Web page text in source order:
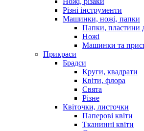
Різні інструменти
Машинки, ножі, папки
Папки, пластини
Ножі
Машинки та
Прикраси
Брадси
Круги, квадрати
Квіти, флора
Свята
Різне
Квіточки, листочки
Паперові квіти
Тканинні квіти